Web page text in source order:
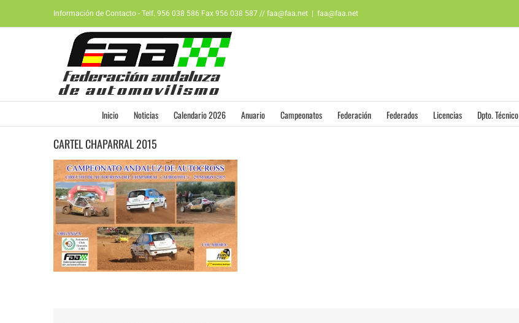
contenido
Información de Contacto - Telf. 956 038 586 Fax 956 038 587 // faa@faa.net faa@faa.net
Inicio Noticias Calendario 2026 Anuario Campeonatos Federación Federados Licencias Dpto. Técnico
CARTEL CHAPARRAL 2015